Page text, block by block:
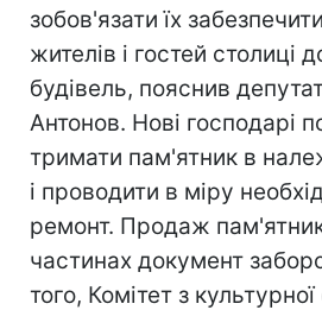
зобов'язати їх
жителів і гостей столиці
будівель, пояснив
Антонов. Нові господарі
тримати пам'ятник в
і проводити в міру
ремонт. Продаж
частинах документ
того, Комітет з